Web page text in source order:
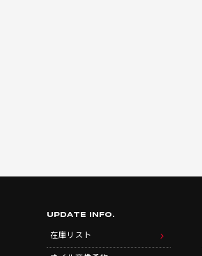
UPDATE INFO.
在庫リスト